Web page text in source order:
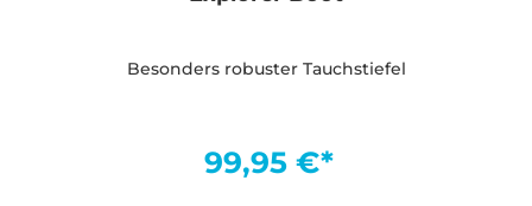
Besonders robuster Tauchstiefel
99,95 €*